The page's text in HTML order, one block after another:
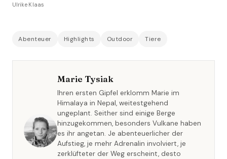
Ulrike Klaas
Abenteuer Highlights Outdoor Tiere
Marie Tysiak
Ihren ersten Gipfel erklomm Marie im
Himalaya in Nepal, weitestgehend
ungeplant. Seither sind einige Berge
hinzugekommen, besonders Vulkane haben
es ihr angetan. Je abenteuerlicher der
Aufstieg, je mehr Adrenalin involviert, je
zerklüfteter der Weg erscheint, desto